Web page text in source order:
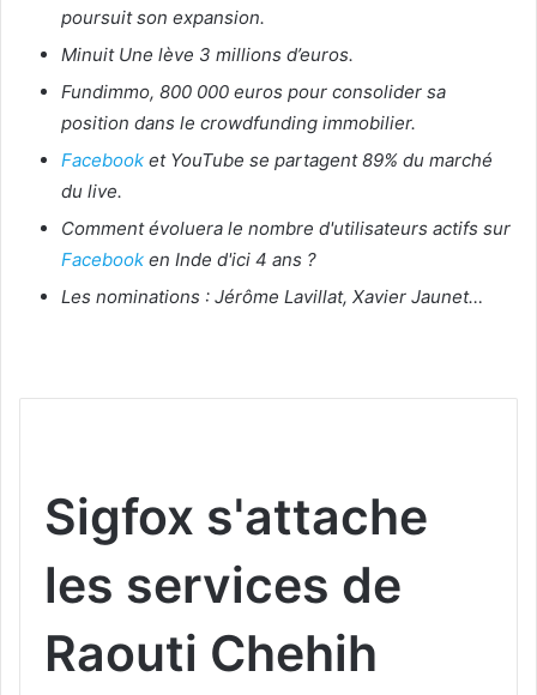
poursuit son expansion.
Minuit Une lève 3 millions d’euros.
Fundimmo, 800 000 euros pour consolider sa
position dans le crowdfunding immobilier.
Facebook et YouTube se partagent 89% du marché
du live.
Comment évoluera le nombre d'utilisateurs actifs sur
Facebook en Inde d'ici 4 ans ?
Les nominations : Jérôme Lavillat, Xavier Jaunet…
Sigfox s'attache
les services de
Raouti Chehih